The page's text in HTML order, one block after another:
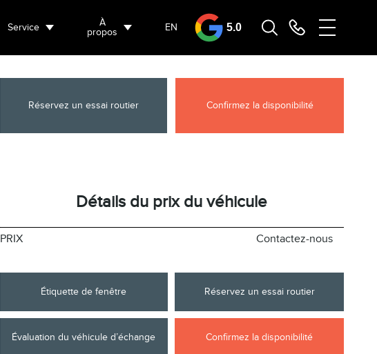
Service
À
propos
EN 5.0
Réservez un essai routier Confirmez la disponibilité
Détails du prix du véhicule
PRIX Contactez-nous
Étiquette de fenêtre Réservez un essai routier
Évaluation du véhicule d’échange Confirmez la disponibilité